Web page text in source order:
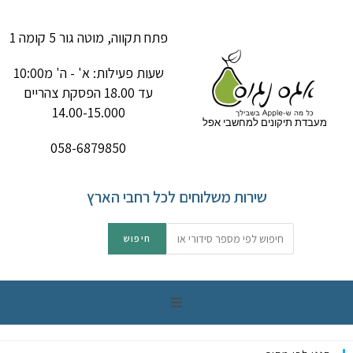
מעבדת תיקונים למחשבי אפל
פתח תקווה, מוטה גור 5 קומה 1
שעות פעילות: א' - ה' מ10:00
עד 18.00 הפסקת צהריים
14.00-15.000
058-6879850
שירות משלוחים לכל רחבי הארץ